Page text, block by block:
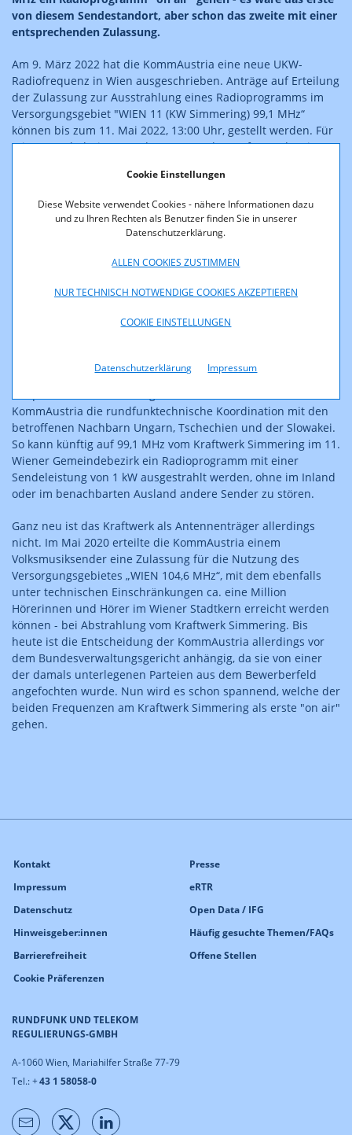
Cookie Einstellungen
Diese Website verwendet Cookies - nähere Informationen dazu
und zu Ihren Rechten als Benutzer finden Sie in unserer
Datenschutzerklärung.
ALLEN COOKIES ZUSTIMMEN
NUR TECHNISCH NOTWENDIGE COOKIES AKZEPTIEREN
COOKIE EINSTELLUNGEN
Datenschutzerklärung Impressum
von diesem Sendestandort, aber schon das zweite mit einer
entsprechenden Zulassung.
Am 9. März 2022 hat die KommAustria eine neue UKW-
Radiofrequenz in Wien ausgeschrieben. Anträge auf Erteilung
der Zulassung zur Ausstrahlung eines Radioprogramms im
Versorgungsgebiet "WIEN 11 (KW Simmering) 99,1 MHz“
können bis zum 11. Mai 2022, 13:00 Uhr, gestellt werden. Für
Wiener Verhältnisse, wo das UKW-Spektrum für stadtweite
die andere die Bedingungen nicht unattraktiv finden. Die neu
Einschränkungen bespielt werden, um andere Programme im
In- und Ausland nicht zu stören, bietet aber dennoch eine
Hörern in der Bundeshauptstadt.
Ein Marktteilnehmer hat die Frequenz und ihr Potential für
der KommAustria beantragt, die die Frequenz nun gemäß
Fachbereichs Medien der Rundfunk und Telekom
Regulierungs-GmbH (RTR Medien) prüfte die Eignung der
KommAustria die rundfunktechnische Koordination mit den
betroffenen Nachbarn Ungarn, Tschechien und der Slowakei.
So kann künftig auf 99,1 MHz vom Kraftwerk Simmering im 11.
Wiener Gemeindebezirk ein Radioprogramm mit einer
Sendeleistung von 1 kW ausgestrahlt werden, ohne im Inland
oder im benachbarten Ausland andere Sender zu stören.
Ganz neu ist das Kraftwerk als Antennenträger allerdings
nicht. Im Mai 2020 erteilte die KommAustria einem
Volksmusiksender eine Zulassung für die Nutzung des
Versorgungsgebietes „WIEN 104,6 MHz“, mit dem ebenfalls
unter technischen Einschränkungen ca. eine Million
Hörerinnen und Hörer im Wiener Stadtkern erreicht werden
können - bei Abstrahlung vom Kraftwerk Simmering. Bis
heute ist die Entscheidung der KommAustria allerdings vor
dem Bundesverwaltungsgericht anhängig, da sie von einer
der damals unterlegenen Parteien aus dem Bewerberfeld
angefochten wurde. Nun wird es schon spannend, welche der
beiden Frequenzen am Kraftwerk Simmering als erste "on air"
gehen.
RUNDFUNK UND TELEKOM
REGULIERUNGS-GMBH
A-1060 Wien, Mariahilfer Straße 77-79
Tel.: +43 1 58058-0
Kontakt
Impressum
Datenschutz
Hinweisgeber:innen
Barrierefreiheit
Cookie Präferenzen
Presse
eRTR
Open Data / IFG
Häufig gesuchte Themen/FAQs
Offene Stellen